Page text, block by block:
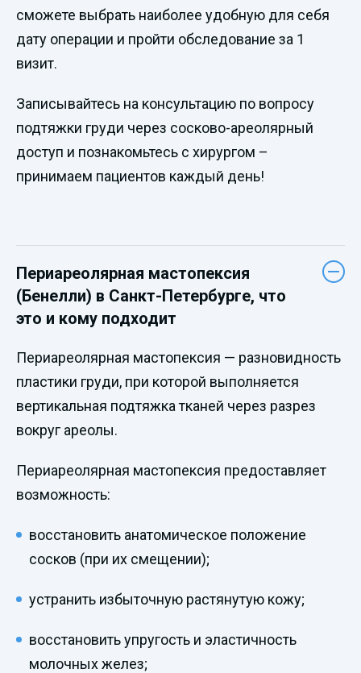
сможете выбрать наиболее удобную для себя
дату операции и пройти обследование за 1
визит.
Записывайтесь на консультацию по вопросу
подтяжки груди через сосково-ареолярный
доступ и познакомьтесь с хирургом –
принимаем пациентов каждый день!
Периареолярная мастопексия
(Бенелли) в Санкт-Петербурге, что
это и кому подходит
Периареолярная мастопексия — разновидность
пластики груди, при которой выполняется
вертикальная подтяжка тканей через разрез
вокруг ареолы.
Периареолярная мастопексия предоставляет
возможность:
восстановить анатомическое положение
сосков (при их смещении);
устранить избыточную растянутую кожу;
восстановить упругость и эластичность
молочных желез;